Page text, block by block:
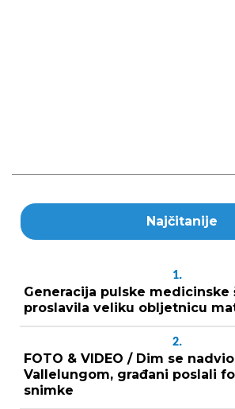
Najčitanije
1.
Generacija pulske medicinske
proslavila veliku obljetnicu
2.
FOTO & VIDEO / Dim se
Vallelungom, građani poslali
snimke